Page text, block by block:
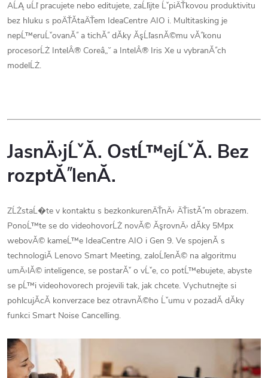
AĹĄ uĹľ pracujete nebo editujete, zaĹľijte ĹˇpiÄŤkovou produktivitu
bez hluku s poÄŤĂ­taÄŤem IdeaCentre AIO i. Multitasking je
nepĹ™eruĹˇovanĂ˝ a tichĂ˝ dĂ­ky ĂşĹľasnĂ©mu vĂ˝konu
procesorĹŻ IntelÂ® Coreâ„˘ a IntelÂ® Iris Xe u vybranĂ˝ch
modelĹŻ.
JasnÄ›jĹˇĂ­. OstĹ™ejĹˇĂ­. Bez
rozptĂ˝lenĂ­.
ZĹŻstaĹ�te v kontaktu s bezkonkurenÄŤnÄ› ÄŤistĂ˝m obrazem.
PonoĹ™te se do videohovorĹŻ novĂ© ĂşrovnÄ› dĂ­ky 5Mpx
webovĂ© kameĹ™e IdeaCentre AIO i Gen 9. Ve spojenĂ­ s
technologiĂ­ Lenovo Smart Meeting, zaloĹľenĂ© na algoritmu
umÄ›lĂ© inteligence, se postarĂˇ o vĹˇe, co potĹ™ebujete, abyste
se pĹ™i videohovorech projevili tak, jak chcete. Vychutnejte si
pohlcujĂ­cĂ­ konverzace bez otravnĂ©ho Ĺˇumu v pozadĂ­ dĂ­ky
funkci Smart Noise Cancelling.